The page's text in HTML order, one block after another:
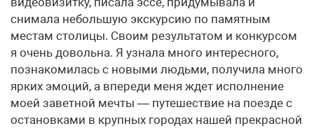
снимала небольшую экскурсию по памятным
местам столицы. Своим результатом и конкурсом
я очень довольна. Я узнала много интересного,
познакомилась с новыми людьми, получила много
ярких эмоций, а впереди меня ждет исполнение
моей заветной мечты — путешествие на поезде с
остановками в крупных городах нашей прекрасной